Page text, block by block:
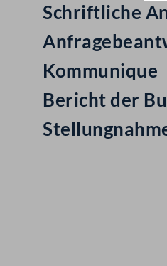
Schriftliche
Kommunique
Bericht der